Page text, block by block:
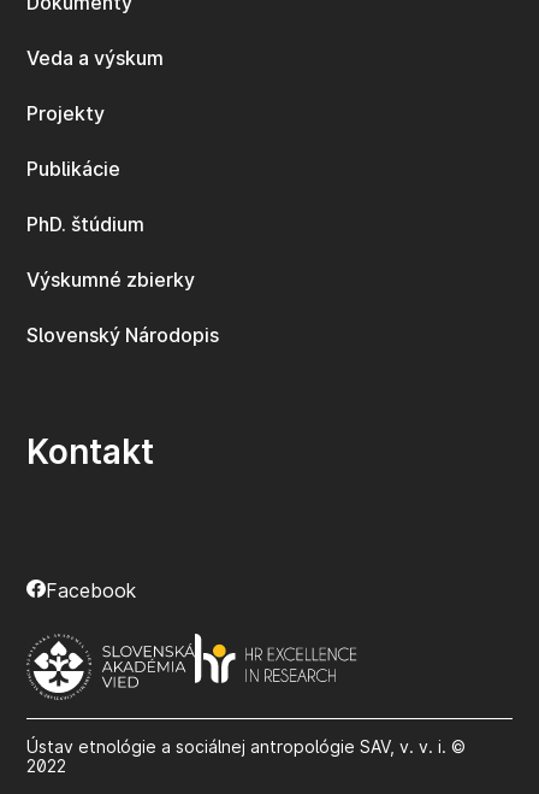
Veda a výskum
Projekty
Publikácie
PhD. štúdium
Výskumné zbierky
Slovenský Národopis
Kontakt
Facebook
Ústav etnológie a sociálnej antropológie SAV, v. v. i. ©
2022